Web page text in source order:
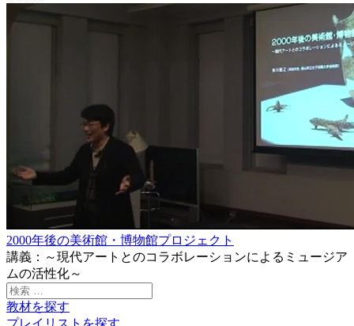
2000年後の美術館・博物館プロジェクト
講義：～現代アートとのコラボレーションによるミュージア
ムの活性化～
検
索:
教材を探す